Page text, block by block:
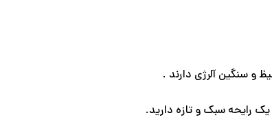
و سنگین آلرژی دارند .
یک رایحه سبک و تازه دارید.